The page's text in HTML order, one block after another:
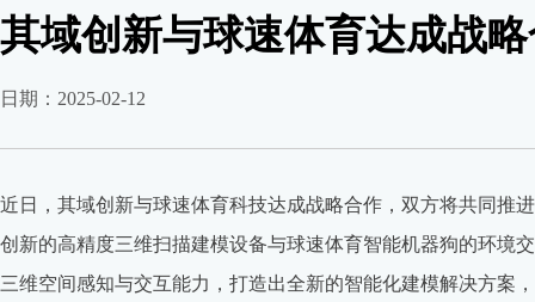
其域创新与球速体育达成战
日期：2025-02-12
近日，其域创新与球速体育科技达成战略合作，双方将共同推
创新的高精度三维扫描建模设备与球速体育智能机器狗的环境
三维空间感知与交互能力，打造出全新的智能化建模解决方案